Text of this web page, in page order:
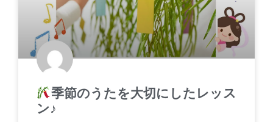
季節のうたを大切にしたレッス
ン♪